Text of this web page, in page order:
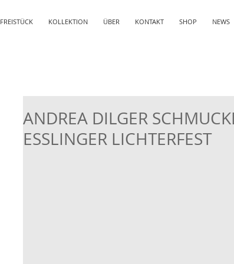
FREISTÜCK KOLLEKTION ÜBER KONTAKT SHOP NEWS
ANDREA DILGER
ESSLINGER LICHTERFEST